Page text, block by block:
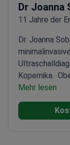
Dr Joanna
11 Jahre der
Dr. Joanna
Kopernika.
Polnischen
Geburtshelfer
Weiterbildung
Mehr lesen